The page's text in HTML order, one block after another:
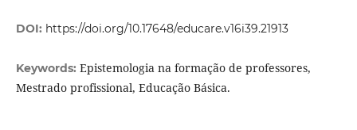
DOI: https://doi.org/10.17648/educare.v16i39.21913
Keywords: Epistemologia na formação de professores,
Mestrado profissional, Educação Básica.